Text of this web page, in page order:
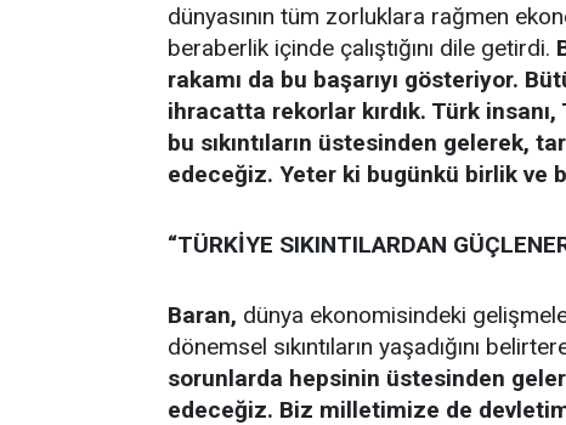
dünyasının tüm zorluklara rağmen
beraberlik içinde çalıştığını dile getirdi.
rakamı da bu başarıyı gösteriyor.
ihracatta rekorlar kırdık. Türk
bu sıkıntıların üstesinden gelerek,
edeceğiz. Yeter ki bugünkü birlik ve
“TÜRKİYE SIKINTILARDAN
Baran, dünya ekonomisindeki
dönemsel sıkıntıların yaşadığını
sorunlarda hepsinin üstesinden
edeceğiz. Biz milletimize de